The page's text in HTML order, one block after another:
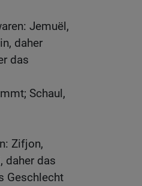
Jemuël,
daher
das
Schaul,
Zifjon,
daher das
Geschlecht